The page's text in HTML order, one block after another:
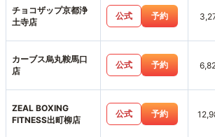
チョコザップ京都浄
土寺店
公式 予約
カーブス烏丸鞍馬口
店
公式 予約
ZEAL BOXING
FITNESS出町柳店
公式 予約